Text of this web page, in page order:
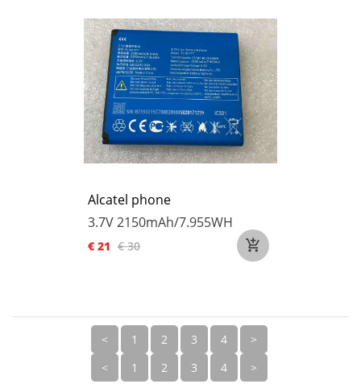
Alcatel phone
3.7V2150mAh/7.955WH
€ 21 € 30
<
<
1
1
2
2
3
3
4
4
>
>